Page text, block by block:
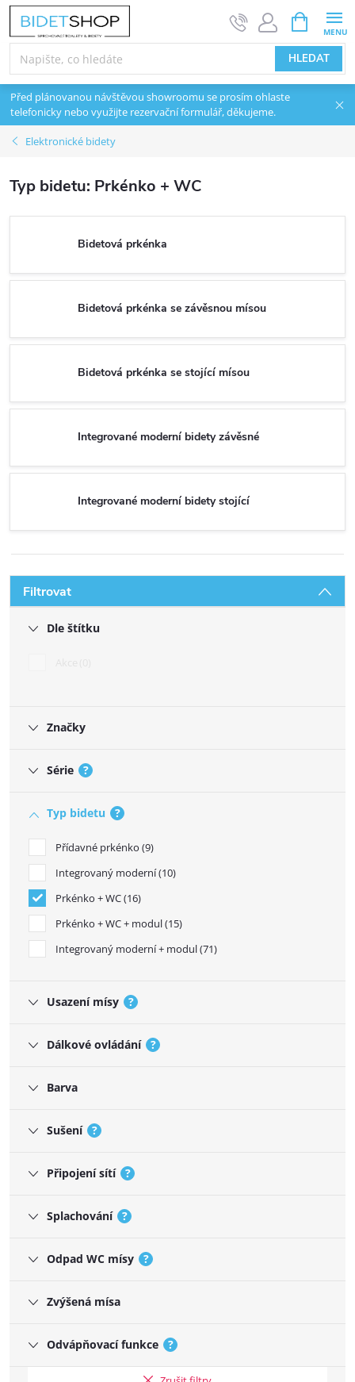
Přejít na obsah
HLEDAT
Před plánovanou návštěvou showroomu se prosím ohlaste
telefonicky nebo využijte rezervační formulář, děkujeme.
Elektronické bidety
Typ bidetu: Prkénko + WC
Bidetová prkénka
Bidetová prkénka se závěsnou mísou
Bidetová prkénka se stojící mísou
Integrované moderní bidety závěsné
Integrované moderní bidety stojící
Filtrovat
Dle štítku
Značky
Série ?
Typ bidetu ?
Přídavné prkénko 9
Integrovaný moderní 10
Prkénko + WC 16
Prkénko + WC + modul 15
Integrovaný moderní + modul 71
Usazení mísy ?
Dálkové ovládání ?
Barva
Sušení ?
Připojení sítí ?
Splachování ?
Odpad WC mísy ?
Zvýšená mísa
Odvápňovací funkce ?